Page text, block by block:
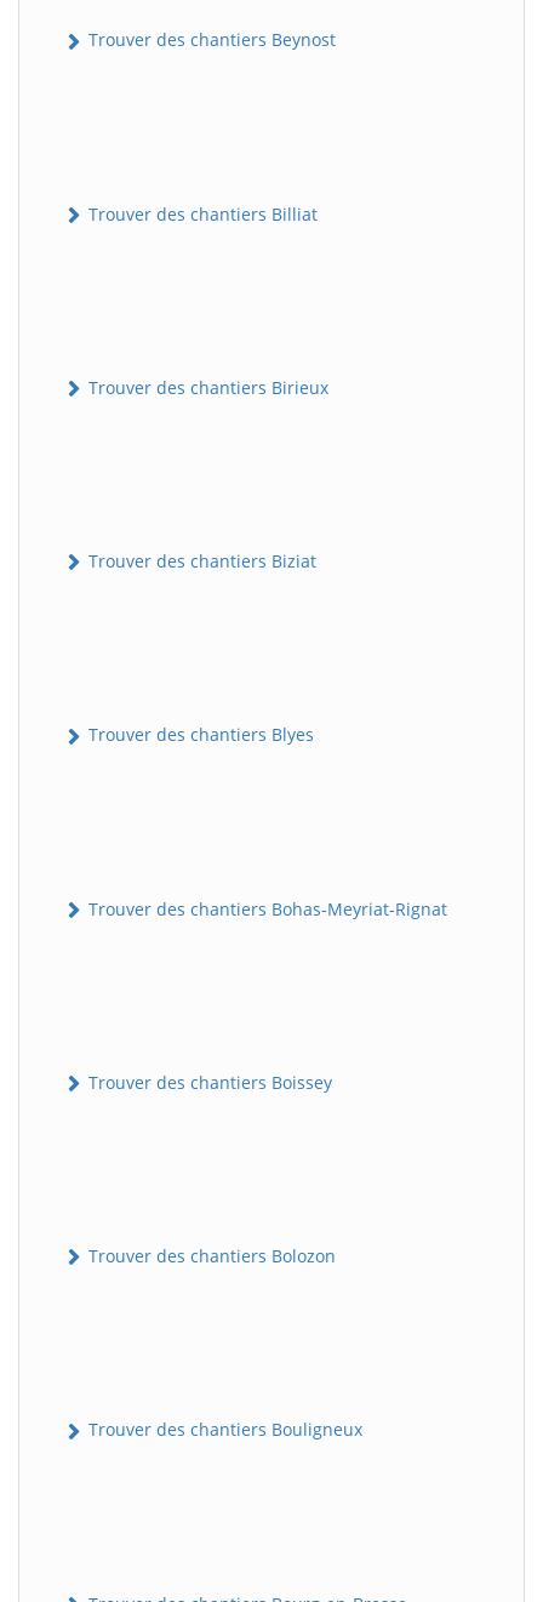
Trouver des chantiers Beynost
Trouver des chantiers Billiat
Trouver des chantiers Birieux
Trouver des chantiers Biziat
Trouver des chantiers Blyes
Trouver des chantiers Bohas-Meyriat-Rignat
Trouver des chantiers Boissey
Trouver des chantiers Bolozon
Trouver des chantiers Bouligneux